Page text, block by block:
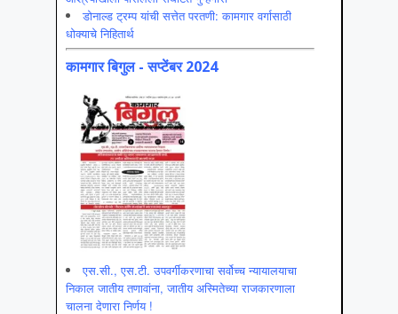
डोनाल्ड ट्रम्प यांची सत्तेत परतणी: कामगार वर्गासाठी
धोक्याचे निहितार्थ
कामगार बिगुल - सप्टेंबर 2024
एस.सी., एस.टी. उपवर्गीकरणाचा सर्वोच्च न्यायालयाचा
निकाल जातीय तणावांना, जातीय अस्मितेच्या राजकारणाला
चालना देणारा निर्णय !